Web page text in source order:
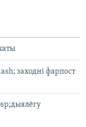
заходні фарпост